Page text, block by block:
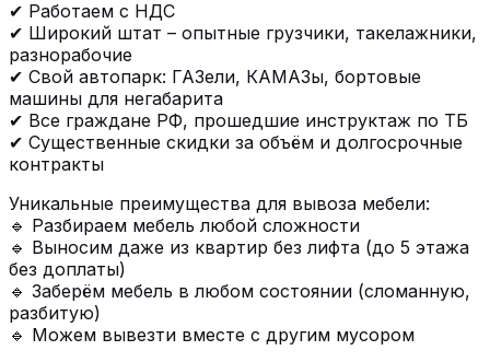
✔ Работаем с НДС
✔ Широкий штат – опытные грузчики, такелажники,
разнорабочие
✔ Свой автопарк: ГАЗели, КАМАЗы, бортовые
машины для негабарита
✔ Все граждане РФ, прошедшие инструктаж по ТБ
✔ Существенные скидки за объём и долгосрочные
контракты
Уникальные преимущества для вывоза мебели:
🔹 Разбираем мебель любой сложности
🔹 Выносим даже из квартир без лифта (до 5 этажа
без доплаты)
🔹 Заберём мебель в любом состоянии (сломанную,
разбитую)
🔹 Можем вывезти вместе с другим мусором